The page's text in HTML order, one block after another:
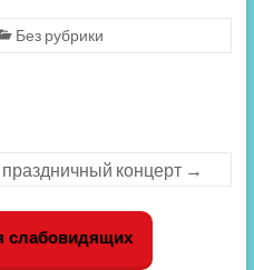
Без рубрики
концерт →
слабовидящих